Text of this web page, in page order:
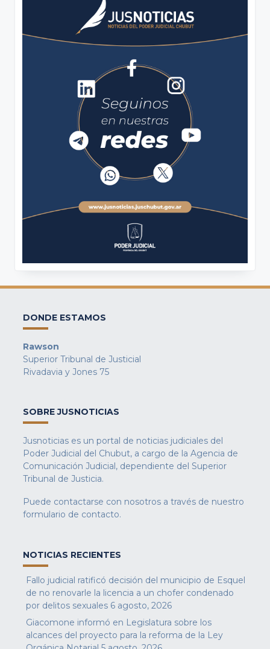
DONDE ESTAMOS
Rawson
Superior Tribunal de Justicial
Rivadavia y Jones 75
SOBRE JUSNOTICIAS
Jusnoticias es un portal de noticias judiciales del
Poder Judicial del Chubut, a cargo de la Agencia de
Comunicación Judicial, dependiente del Superior
Tribunal de Justicia.
Puede contactarse con nosotros a través de nuestro
formulario de contacto.
NOTICIAS RECIENTES
Fallo judicial ratificó decisión del municipio de Esquel
de no renovarle la licencia a un chofer condenado
por delitos sexuales 6 agosto, 2026
Giacomone informó en Legislatura sobre los
alcances del proyecto para la reforma de la Ley